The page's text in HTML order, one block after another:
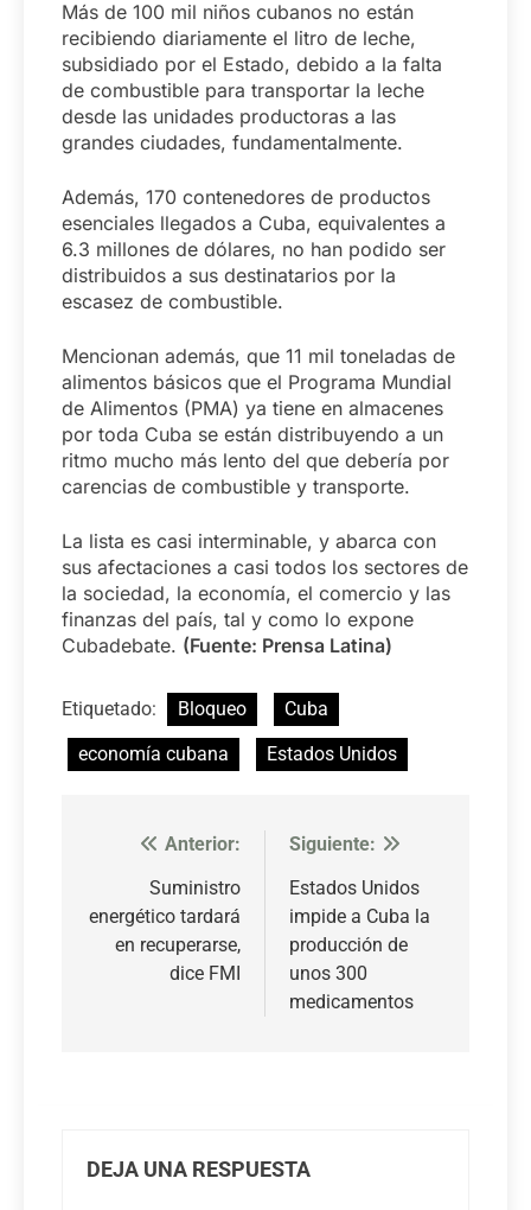
Más de 100 mil niños cubanos no están
recibiendo diariamente el litro de leche,
subsidiado por el Estado, debido a la falta
de combustible para transportar la leche
desde las unidades productoras a las
grandes ciudades, fundamentalmente.
Además, 170 contenedores de productos
esenciales llegados a Cuba, equivalentes a
6.3 millones de dólares, no han podido ser
distribuidos a sus destinatarios por la
escasez de combustible.
Mencionan además, que 11 mil toneladas de
alimentos básicos que el Programa Mundial
de Alimentos (PMA) ya tiene en almacenes
por toda Cuba se están distribuyendo a un
ritmo mucho más lento del que debería por
carencias de combustible y transporte.
La lista es casi interminable, y abarca con
sus afectaciones a casi todos los sectores de
la sociedad, la economía, el comercio y las
finanzas del país, tal y como lo expone
Cubadebate. (Fuente: Prensa Latina)
Etiquetado: Bloqueo
Cuba
economía cubana
Estados Unidos
Navegación
entradas
Anterior:
Suministro
energético tardará
en recuperarse,
dice FMI
Siguiente:
Estados Unidos
impide a Cuba la
producción de
unos 300
medicamentos
DEJA UNA RESPUESTA